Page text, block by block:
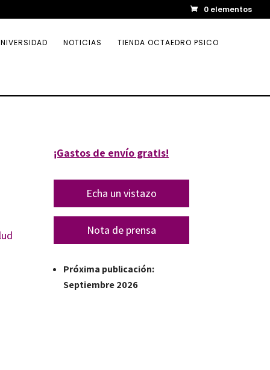
0 elementos
NOTICIAS TIENDA OCTAEDRO PSICO
¡Gastos de envío gratis!
Echa un vistazo
Nota de prensa
Próxima publicación:
Septiembre 2026